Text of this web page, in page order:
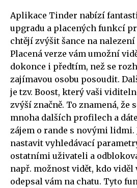
Aplikace Tinder nabízí
upgradu a placených funkcí
chtějí zvýšit šance na
Placená verze vám umožní
dokonce i předtím, než se
zajímavou osobu posoudit.
je tzv. Boost, který vaši
zvýší značně. To znamená, že
mnoha dalších profilech a
zájem o rande s novými lidmi.
nastavit vyhledávací
ostatními uživateli a
např. možnost vidět, kdo viděl
odepsal vám na chatu. Tyto